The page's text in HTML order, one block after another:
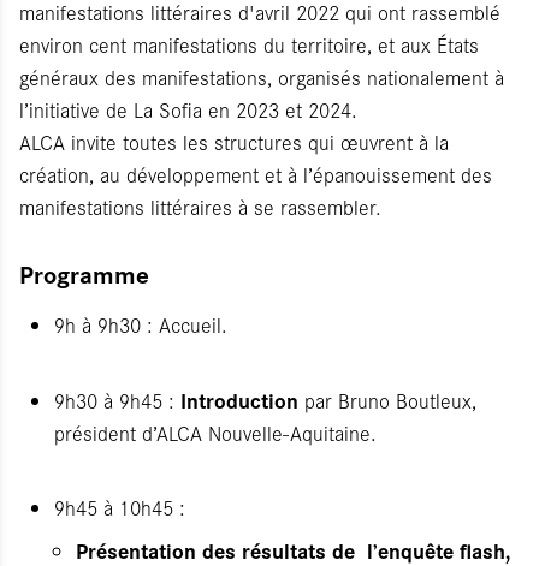
manifestations littéraires d'avril 2022 qui ont rassemblé
environ cent manifestations du territoire, et aux États
généraux des manifestations, organisés nationalement à
l’initiative de La Sofia en 2023 et 2024.
ALCA invite toutes les structures qui œuvrent à la
création, au développement et à l’épanouissement des
manifestations littéraires à se rassembler.
Programme
9h à 9h30 : Accueil.
9h30 à 9h45 : Introduction par Bruno Boutleux,
président d’ALCA Nouvelle-Aquitaine.
9h45 à 10h45 :
Présentation des résultats de l’enquête flash,